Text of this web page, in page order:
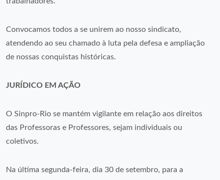
Convocamos todos a se unirem ao nosso sindicato,
atendendo ao seu chamado à luta pela defesa e ampliação
de nossas conquistas históricas.
JURÍDICO EM AÇÃO
O Sinpro-Rio se mantém vigilante em relação aos direitos
das Professoras e Professores, sejam individuais ou
coletivos.
Na última segunda-feira, dia 30 de setembro, para a